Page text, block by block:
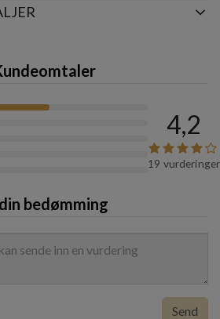
og masser en liten mengde
hår for kraftig effekt, eller på
effekt.
4,2
19 vurderinger
bedømming
Send